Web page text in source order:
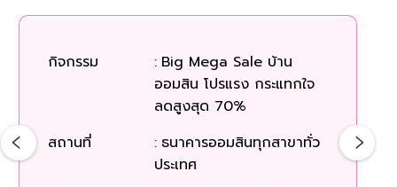
กิจกรรม : Big Mega Sale บ้าน
ออมสิน โปรแรง กระแทกใจ
ลดสูงสุด 70%
สถานที่
: ธนาคารออมสินทุกสาขาทั่ว
ประเทศ